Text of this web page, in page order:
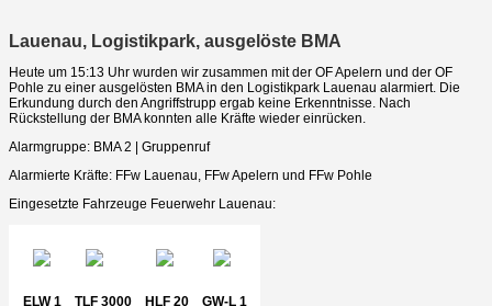
Lauenau, Logistikpark, ausgelöste BMA
Heute um 15:13 Uhr wurden wir zusammen mit der OF Apelern und der OF
Pohle zu einer ausgelösten BMA in den Logistikpark Lauenau alarmiert. Die
Erkundung durch den Angriffstrupp ergab keine Erkenntnisse. Nach
Rückstellung der BMA konnten alle Kräfte wieder einrücken.
Alarmgruppe: BMA 2 | Gruppenruf
Alarmierte Kräfte: FFw Lauenau, FFw Apelern und FFw Pohle
Eingesetzte Fahrzeuge Feuerwehr Lauenau:
ELW 1 TLF 3000 HLF 20 GW-L 1